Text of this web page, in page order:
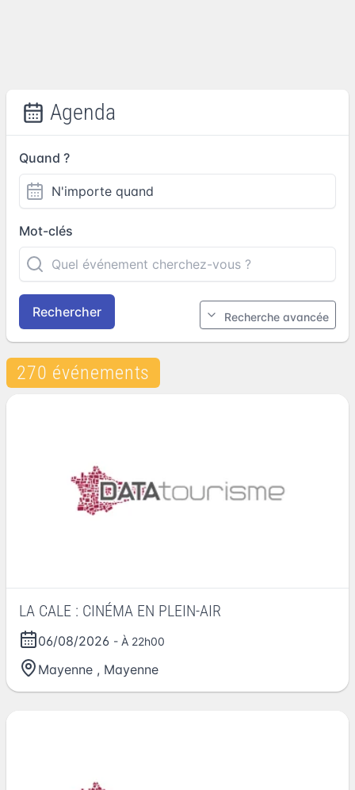
Agenda
Quand ?
Mot-clés
Rechercher Recherche avancée
270 événements
LA CALE : CINÉMA EN PLEIN-AIR
06/08/2026 - À 22h00
Mayenne , Mayenne